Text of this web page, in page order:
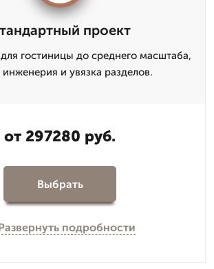
проект
гостиницы до среднего масштаба,
и увязка разделов.
от 297280 руб.
Выбрать
подробности